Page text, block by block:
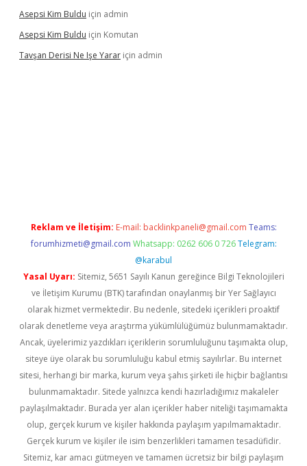
Asepsi Kim Buldu için admin
Asepsi Kim Buldu için Komutan
Tavşan Derisi Ne Işe Yarar için admin
Reklam ve İletişim: E-mail: backlinkpaneli@gmail.com Teams:
forumhizmeti@gmail.com Whatsapp: 0262 606 0 726 Telegram:
@karabul
Yasal Uyarı: Sitemiz, 5651 Sayılı Kanun gereğince Bilgi Teknolojileri
ve İletişim Kurumu (BTK) tarafından onaylanmış bir Yer Sağlayıcı
olarak hizmet vermektedir. Bu nedenle, sitedeki içerikleri proaktif
olarak denetleme veya araştırma yükümlülüğümüz bulunmamaktadır.
Ancak, üyelerimiz yazdıkları içeriklerin sorumluluğunu taşımakta olup,
siteye üye olarak bu sorumluluğu kabul etmiş sayılırlar. Bu internet
sitesi, herhangi bir marka, kurum veya şahıs şirketi ile hiçbir bağlantısı
bulunmamaktadır. Sitede yalnızca kendi hazırladığımız makaleler
paylaşılmaktadır. Burada yer alan içerikler haber niteliği taşımamakta
olup, gerçek kurum ve kişiler hakkında paylaşım yapılmamaktadır.
Gerçek kurum ve kişiler ile isim benzerlikleri tamamen tesadüfidir.
Sitemiz, kar amacı gütmeyen ve tamamen ücretsiz bir bilgi paylaşım